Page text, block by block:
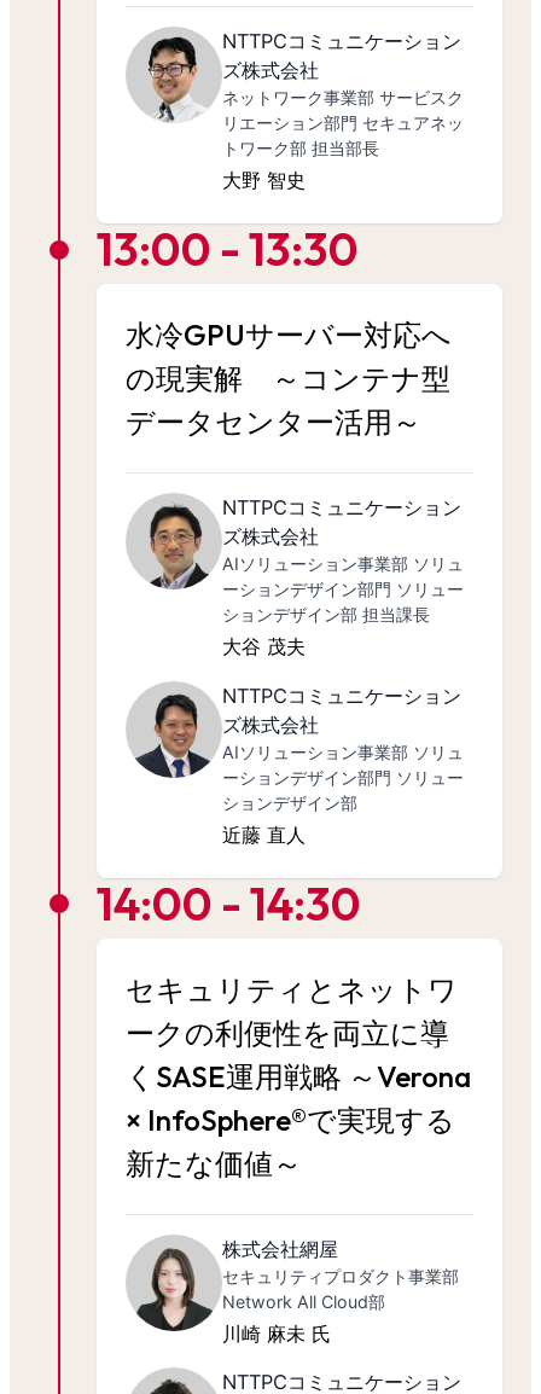
NTTPCコミュニケーション
ズ株式会社
ネットワーク事業部 サービスク
リエーション部門 セキュアネッ
トワーク部 担当部長
大野 智史
13:00 - 13:30
水冷GPUサーバー対応へ
の現実解 ～コンテナ型
データセンター活用～
NTTPCコミュニケーション
ズ株式会社
AIソリューション事業部 ソリュ
ーションデザイン部門 ソリュー
ションデザイン部 担当課長
大谷 茂夫
NTTPCコミュニケーション
ズ株式会社
AIソリューション事業部 ソリュ
ーションデザイン部門 ソリュー
ションデザイン部
近藤 直人
14:00 - 14:30
セキュリティとネットワ
ークの利便性を両立に導
くSASE運用戦略 ～Verona
× InfoSphere®で実現する
新たな価値～
株式会社網屋
セキュリティプロダクト事業部
Network All Cloud部
川崎 麻未 氏
NTTPCコミュニケーション